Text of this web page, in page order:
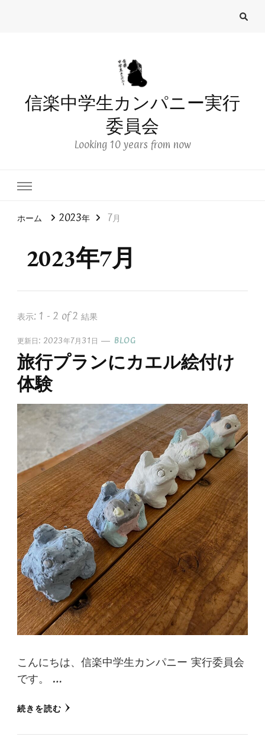
信楽中学生カンパニー実行
委員会
Looking 10 years from now
ホーム 2023年 7月
2023年7月
表示: 1 - 2 of 2 結果
更新日: 2023年7月31日 BLOG
旅行プランにカエル絵付け
体験
こんにちは、信楽中学生カンパニー 実行委員会
です。 …
続きを読む